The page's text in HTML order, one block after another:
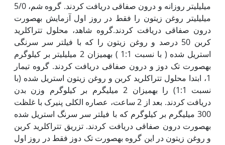
میلی‏لیتر روزانه و درون صفاقی دریافت کردند. گروه شم، 5/0
میلی‏لیتر روغن زیتون را فقط در روز اول آزمایش به‏صورت
درون صفاقی دریافت کردند.گروه شاهد، محلول تتراکلرید
کربن 50 درصد و روغن زیتون را که با فیلتر سر سرنگی
استریل شده ( با نسبت 1:1 ) به‏میزان 2 میلی‏لیتر بر کیلوگرم
به‏صورت تک دوز و درون صفاقی دریافت کردند. گروه تیمار
1، ابتدا محلول تتراکلرید کربن و روغن زیتون استریل شده (با
نسبت 1:1) را به‏میزان 2 میلی‏گرم بر کیلوگرم وزن بدن
دریافت کردند. بعد از 2 ساعت، عصاره الکلی پنیرک با غلظت
300 میلی‏گرم بر کیلوگرم که با فیلتر سر سرنگ استریل شده
به‏صورت درون صفاقی دریافت کردند. تزریق تتراکلرید کربن
و روغن زیتون در این گروه به‏صورت تک دوز فقط در روز اول